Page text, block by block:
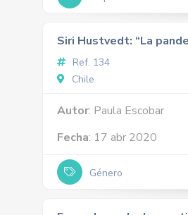
Siri Hustvedt: “La
Ref. 134
Chile
Autor: Paula Escobar
Fecha: 17 abr 2020
Género